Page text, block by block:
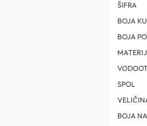
ŠIFRA
BOJA
BOJA
SPOL
BOJA